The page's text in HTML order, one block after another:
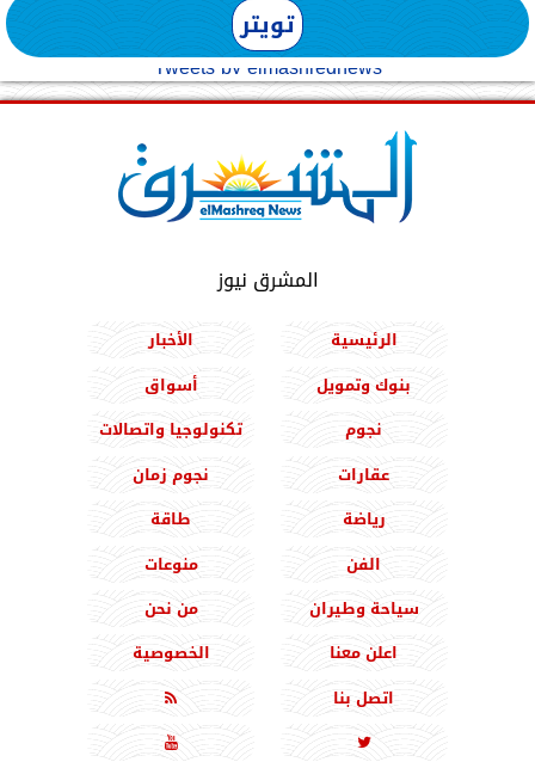
تويتر
Tweets by elmashreqnews
المشرق نيوز
الرئيسية
الأخبار
بنوك وتمويل
أسواق
نجوم
تكنولوجيا واتصالات
عقارات
نجوم زمان
رياضة
طاقة
الفن
منوعات
سياحة وطيران
من نحن
اعلن معنا
الخصوصية
اتصل بنا


